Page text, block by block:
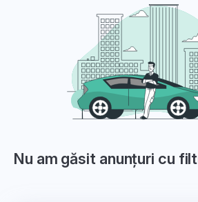
Nu am găsit anunțuri cu